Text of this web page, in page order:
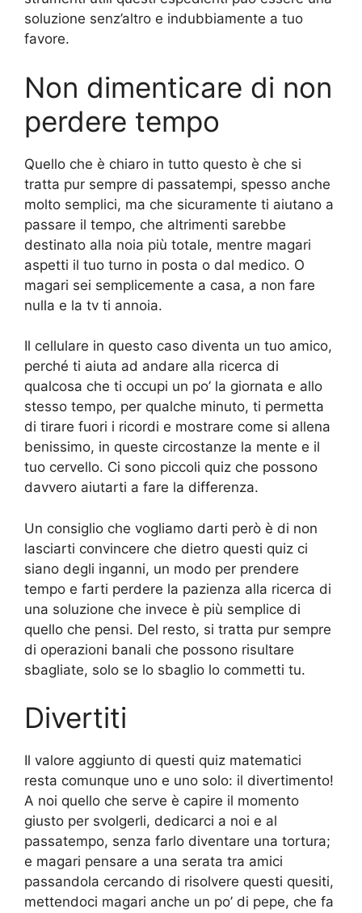
soluzione senz’altro e indubbiamente a tuo
favore.
Non dimenticare di non
perdere tempo
Quello che è chiaro in tutto questo è che si
tratta pur sempre di passatempi, spesso anche
molto semplici, ma che sicuramente ti aiutano a
passare il tempo, che altrimenti sarebbe
destinato alla noia più totale, mentre magari
aspetti il tuo turno in posta o dal medico. O
magari sei semplicemente a casa, a non fare
nulla e la tv ti annoia.
Il cellulare in questo caso diventa un tuo amico,
perché ti aiuta ad andare alla ricerca di
qualcosa che ti occupi un po’ la giornata e allo
stesso tempo, per qualche minuto, ti permetta
di tirare fuori i ricordi e mostrare come si allena
benissimo, in queste circostanze la mente e il
tuo cervello. Ci sono piccoli quiz che possono
davvero aiutarti a fare la differenza.
Un consiglio che vogliamo darti però è di non
lasciarti convincere che dietro questi quiz ci
siano degli inganni, un modo per prendere
tempo e farti perdere la pazienza alla ricerca di
una soluzione che invece è più semplice di
quello che pensi. Del resto, si tratta pur sempre
di operazioni banali che possono risultare
sbagliate, solo se lo sbaglio lo commetti tu.
Divertiti
Il valore aggiunto di questi quiz matematici
resta comunque uno e uno solo: il divertimento!
A noi quello che serve è capire il momento
giusto per svolgerli, dedicarci a noi e al
passatempo, senza farlo diventare una tortura;
e magari pensare a una serata tra amici
passandola cercando di risolvere questi quesiti,
mettendoci magari anche un po’ di pepe, che fa